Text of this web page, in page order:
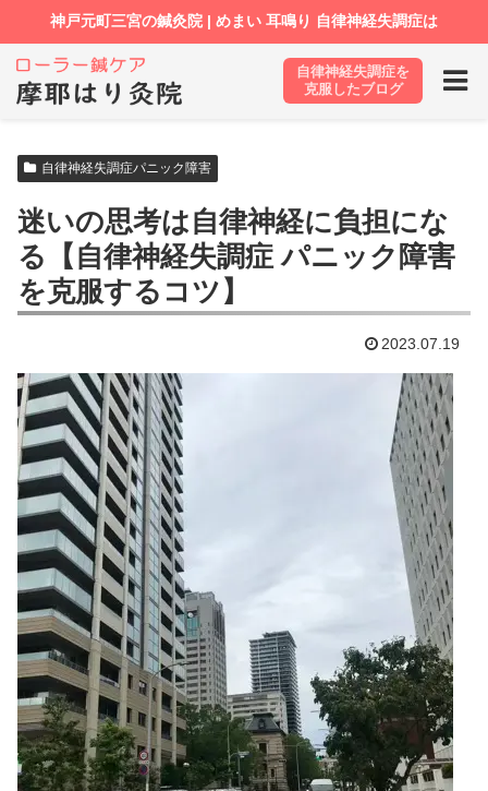
ホーム ブログ 自律神経失調症パニック障害
自律神経失調症パニック障害
迷いの思考は自律神経に負担にな
る【自律神経失調症 パニック障害
を克服するコツ】
2023.07.19
自律神経失調症を
克服したブログ